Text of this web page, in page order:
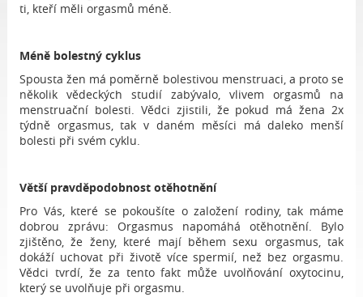
ti, kteří měli orgasmů méně.
Méně bolestný cyklus
Spousta žen má poměrně bolestivou menstruaci, a proto se
několik vědeckých studií zabývalo, vlivem orgasmů na
menstruační bolesti. Vědci zjistili, že pokud má žena 2x
týdně orgasmus, tak v daném měsíci má daleko menší
bolesti při svém cyklu.
Větší pravděpodobnost otěhotnění
Pro Vás, které se pokoušíte o založení rodiny, tak máme
dobrou zprávu: Orgasmus napomáhá otěhotnění. Bylo
zjištěno, že ženy, které mají během sexu orgasmus, tak
dokáží uchovat při životě více spermií, než bez orgasmu.
Vědci tvrdí, že za tento fakt může uvolňování oxytocinu,
který se uvolňuje při orgasmu.